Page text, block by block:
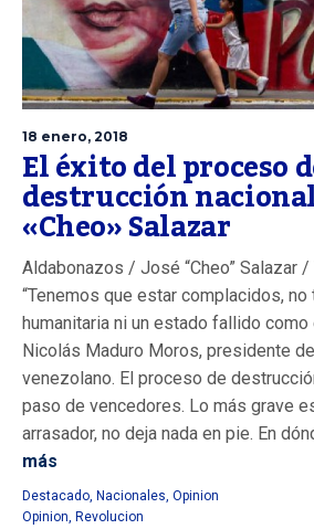
18 enero, 2018
El éxito del proceso
destrucción
«Cheo» Salazar
Aldabonazos / José “Cheo” Salazar
“Tenemos que estar complacidos,
humanitaria ni un estado fallido como
Nicolás Maduro Moros, presidente
venezolano. El proceso de
paso de vencedores. Lo más grave
arrasador, no deja nada en pie. En
más
Destacado, Nacionales, Opinion
Opinion, Revolucion